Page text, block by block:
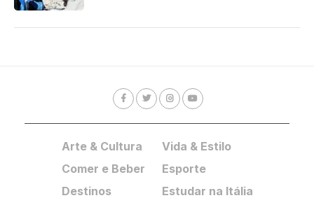
Arte & Cultura
Comer e Beber
Destinos
Vida & Estilo
Esporte
Estudar na Itália